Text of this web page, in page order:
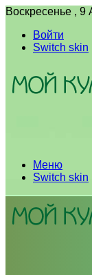
Воскресенье , 9
Войти
Switch skin
Меню
Switch skin